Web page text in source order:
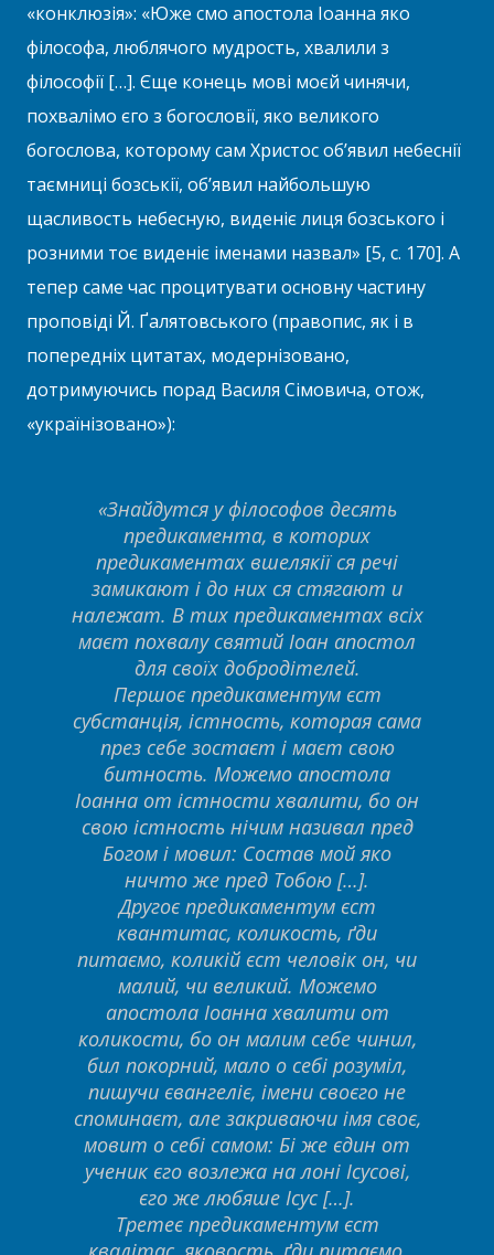
«конклюзія»: «Юже смо апостола Іоанна яко
філософа, люблячого мудрость, хвалили з
філософії […]. Єще конець мові моєй чинячи,
похвалімо єго з богословії, яко великого
богослова, которому сам Христос об’явил небеснії
таємниці бозськії, об’явил найбольшую
щасливость небесную, виденіє лиця бозського і
розними тоє виденіє іменами назвал» [5, с. 170]. А
тепер саме час процитувати основну частину
проповіді Й. Ґалятовського (правопис, як і в
попередніх цитатах, модернізовано,
дотримуючись порад Василя Сімовича, отож,
«українізовано»):
«Знайдутся у філософов десять
предикамента, в которих
предикаментах вшелякії ся речі
замикают і до них ся стягают и
належат. В тих предикаментах всіх
маєт похвалу святий Іоан апостол
для своїх добродітелей.
Першоє предикаментум єст
субстанція, істность, которая сама
през себе зостаєт і маєт свою
битность. Можемо апостола
Іоанна от істности хвалити, бо он
свою істность нічим називал пред
Богом і мовил: Состав мой яко
ничто же пред Тобою […].
Другоє предикаментум єст
квантитас, коликость, ґди
питаємо, коликій єст человік он, чи
малий, чи великий. Можемо
апостола Іоанна хвалити от
коликости, бо он малим себе чинил,
бил покорний, мало о себі розуміл,
пишучи євангеліє, імени своєго не
споминаєт, але закриваючи імя своє,
мовит о себі самом: Бі же єдин от
ученик єго возлежа на лоні Ісусові,
єго же любяше Ісус […].
Третеє предикаментум єст